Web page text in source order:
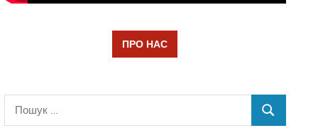
ПРО НАС